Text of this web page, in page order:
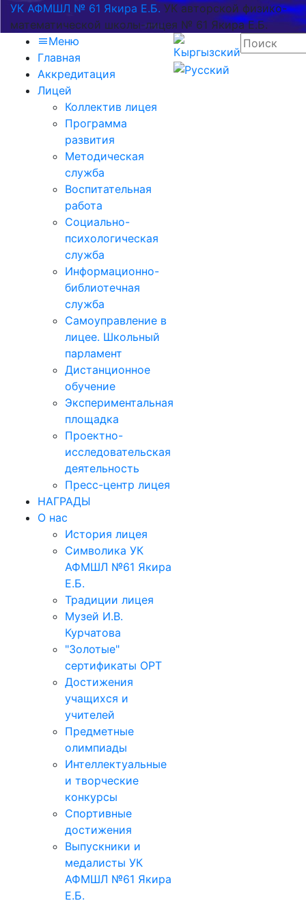
УК АФМШЛ № 61 Якира Е.Б. УК авторской физико-
математической школы-лицея № 61 Якира Е.Б.
Меню
Главная
Аккредитация
Лицей
Коллектив лицея
Программа
развития
Методическая
служба
Воспитательная
работа
Социально-
психологическая
служба
Информационно-
библиотечная
служба
Самоуправление в
лицее. Школьный
парламент
Дистанционное
обучение
Экспериментальная
площадка
Проектно-
исследовательская
деятельность
Пресс-центр лицея
НАГРАДЫ
О нас
История лицея
Символика УК
АФМШЛ №61 Якира
Е.Б.
Традиции лицея
Музей И.В.
Курчатова
"Золотые"
сертификаты ОРТ
Достижения
учащихся и
учителей
Предметные
олимпиады
Интеллектуальные
и творческие
конкурсы
Спортивные
достижения
Выпускники и
медалисты УК
АФМШЛ №61 Якира
Е.Б.